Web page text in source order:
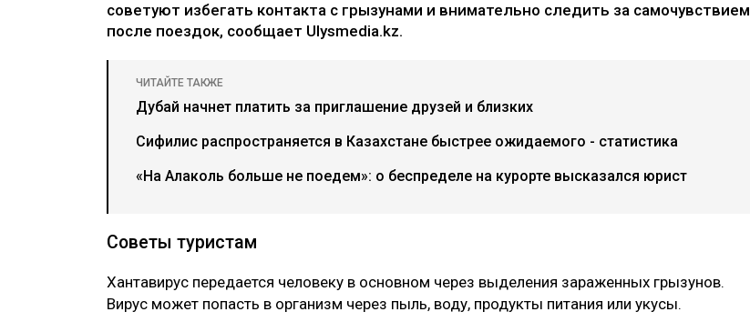
советуют избегать контакта с грызунами и внимательно следить за самочувствием
после поездок, сообщает Ulysmedia.kz.
ЧИТАЙТЕ ТАКЖЕ
Дубай начнет платить за приглашение друзей и близких
Сифилис распространяется в Казахстане быстрее ожидаемого - статистика
«На Алаколь больше не поедем»: о беспределе на курорте высказался юрист
Советы туристам
Хантавирус передается человеку в основном через выделения зараженных грызунов.
Вирус может попасть в организм через пыль, воду, продукты питания или укусы.